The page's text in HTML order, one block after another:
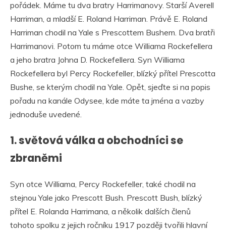
pořádek. Máme tu dva bratry Harrimanovy. Starší Averell
Harriman, a mladší E. Roland Harriman. Právě E. Roland
Harriman chodil na Yale s Prescottem Bushem. Dva bratři
Harrimanovi. Potom tu máme otce Williama Rockefellera
a jeho bratra Johna D. Rockefellera. Syn Williama
Rockefellera byl Percy Rockefeller, blízký přítel Prescotta
Bushe, se kterým chodil na Yale. Opět, sjeďte si na popis
pořadu na kanále Odysee, kde máte ta jména a vazby
jednoduše uvedené.
1. světová válka a obchodníci se
zbraněmi
Syn otce Williama, Percy Rockefeller, také chodil na
stejnou Yale jako Prescott Bush. Prescott Bush, blízký
přítel E. Rolanda Harrimana, a několik dalších členů
tohoto spolku z jejich ročníku 1917 později tvořili hlavní